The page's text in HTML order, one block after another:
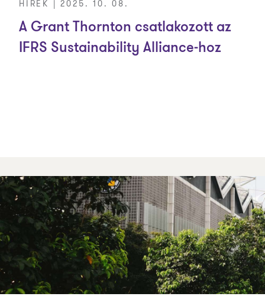
HÍREK | 2025. 10. 08.
A Grant Thornton csatlakozott az
IFRS Sustainability Alliance-hoz